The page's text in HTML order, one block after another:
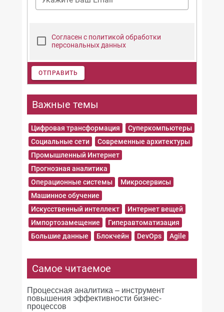
Согласен с политикой обработки
персональных данных
ОТПРАВИТЬ
Важные темы
Цифровая трансформация
Суперкомпьютеры
Социальные сети
Современные архитектуры
Промышленный Интернет
Прогнозная аналитика
Операционные системы
Микросервисы
Машинное обучение
Искусственный интеллект
Интернет вещей
Импортозамещение
Гиперавтоматизация
Большие данные
Блокчейн DevOps Agile
Самое читаемое
Процессная аналитика – инструмент
повышения эффективности бизнес-
процессов